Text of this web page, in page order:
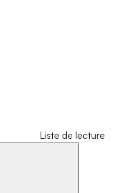
Liste de lecture